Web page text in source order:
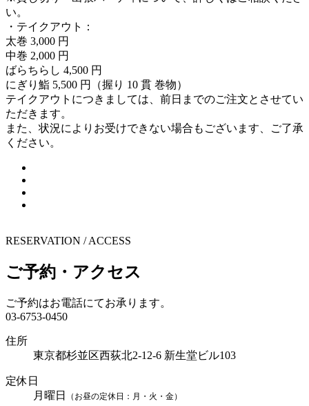
い。
・テイクアウト：
太巻 3,000 円
中巻 2,000 円
ばらちらし 4,500 円
にぎり鮨 5,500 円（握り 10 貫 巻物）
テイクアウトにつきましては、前日までのご注文とさせてい
ただきます。
また、状況によりお受けできない場合もございます、ご了承
ください。
RESERVATION / ACCESS
ご予約・アクセス
ご予約はお電話にてお承ります。
03-6753-0450
住所
東京都杉並区西荻北2-12-6 新生堂ビル103
定休日
月曜日
（お昼の定休日：月・火・金）